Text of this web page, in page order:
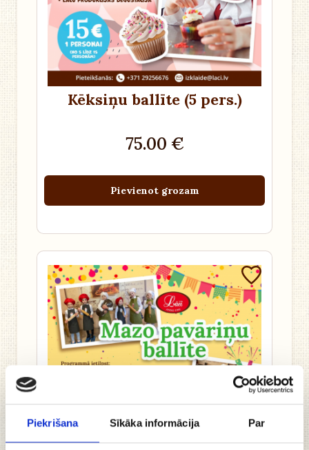
Piekrišana Sīkāka informācija Par
Kēksiņu ballīte (5 pers.)
75.00 €
Pievienot grozam